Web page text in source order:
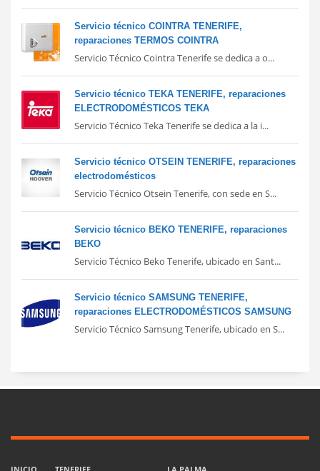
Servicio técnico COINTRA TENERIFE,
reparaciones TERMOS COINTRA
Servicio Técnico Cointra Tenerife se dedica a o...
Servicio técnico TEKA TENERIFE, reparaciones
ELECTRODOMÉSTICOS TEKA
Servicio Técnico Teka Tenerife se dedica a la i...
Servicio técnico OTSEIN TENERIFE, reparaciones
electrodomésticos
Servicio Técnico Otsein Tenerife, con sede en S...
Servicio técnico BEKO TENERIFE, reparaciones
BEKO
Servicio Técnico Beko Tenerife, ubicado en Sant...
Servicio técnico SAMSUNG TENERIFE,
reparaciones ELECTRODOMÉSTICOS SAMSUNG
Servicio Técnico Samsung Tenerife, ubicado en S...